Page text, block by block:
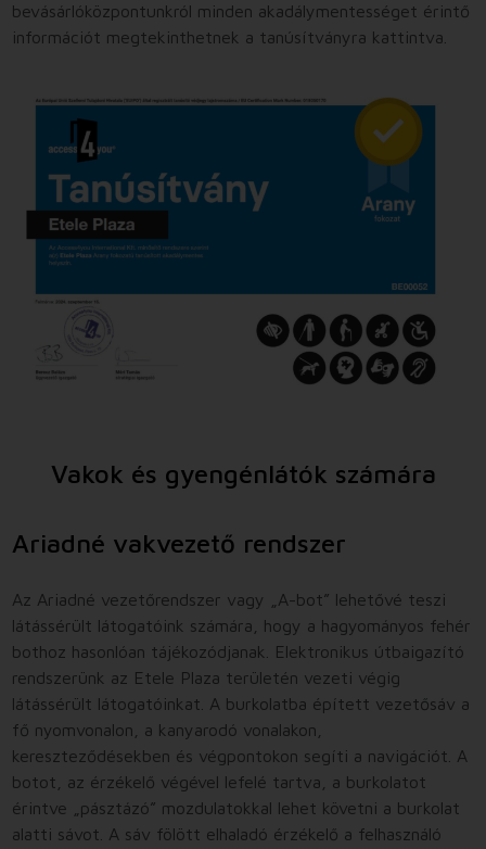
bevásárlóközpontunkról minden akadálymentességet érintő
információt megtekinthetnek a tanúsítványra kattintva.
Vakok és gyengénlátók számára
Ariadné vakvezető rendszer
Az Ariadné vezetőrendszer vagy „A-bot” lehetővé teszi
látássérült látogatóink számára, hogy a hagyományos fehér
bothoz hasonlóan tájékozódjanak. Elektronikus útbaigazító
rendszerünk az Etele Plaza területén vezeti végig
látássérült látogatóinkat. A burkolatba épített vezetősáv a
fő nyomvonalon, a kanyarodó vonalakon,
kereszteződésekben és végpontokon segíti a navigációt. A
botot, az érzékelő végével lefelé tartva, a burkolatot
érintve „pásztázó” mozdulatokkal lehet követni a burkolat
alatti sávot. A sáv fölött elhaladó érzékelő a felhasználó